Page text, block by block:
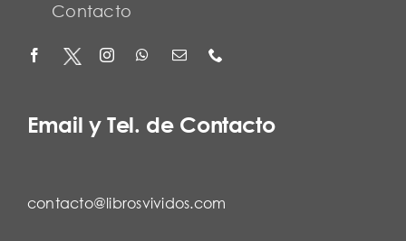
Contacto
Email y Tel. de Contacto
contacto@librosvividos.com